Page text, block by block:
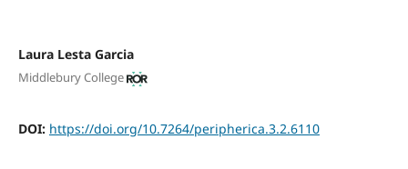
Laura Lesta Garcia
Middlebury College
DOI: https://doi.org/10.7264/peripherica.3.2.6110